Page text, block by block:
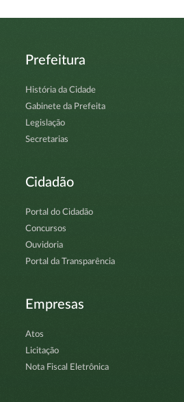
Prefeitura
História da Cidade
Gabinete da Prefeita
Legislação
Secretarias
Cidadão
Portal do Cidadão
Concursos
Ouvidoria
Portal da Transparência
Empresas
Atos
Licitação
Nota Fiscal Eletrônica